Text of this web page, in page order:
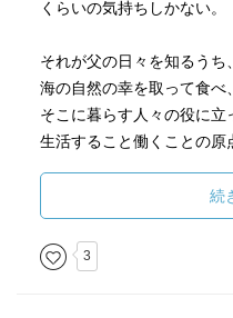
くらいの気持ちしかない。
それが父の日々を知るうち
海の自然の幸を取って食べ、
そこに暮らす人々の役に立
生活すること働くことの原
いい学校を出て、いい会社
いい給料をもらって、いい
続
3